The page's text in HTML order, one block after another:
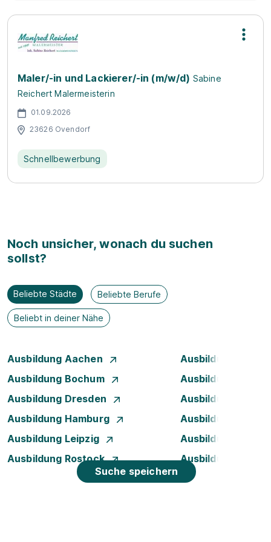
Maler/-in und Lackierer/-in (m/w/d) Sabine
Reichert Malermeisterin
01.09.2026
23626 Ovendorf
Schnellbewerbung
Suche speichern
Noch unsicher, wonach du suchen
sollst?
Beliebte Städte Beliebte Berufe
Beliebt in deiner Nähe
Ausbildung Aachen
Ausbildung
Ausbildung Bochum
Ausbildung Bonn
Ausbildung Dresden
Ausbildung
Ausbildung Hamburg
Ausbildung
Ausbildung Leipzig
Ausbildung
Ausbildung Rostock
Ausbildung